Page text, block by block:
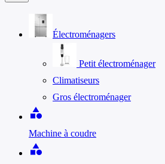
Électroménagers
Petit électroménager
Climatiseurs
Gros électroménager
category
Machine à coudre
category